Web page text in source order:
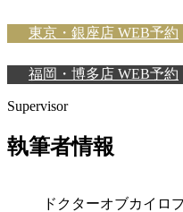
東京・銀座店 WEB予約
福岡・博多店 WEB予約
Supervisor
執筆者情報
ドクターオブカイロ